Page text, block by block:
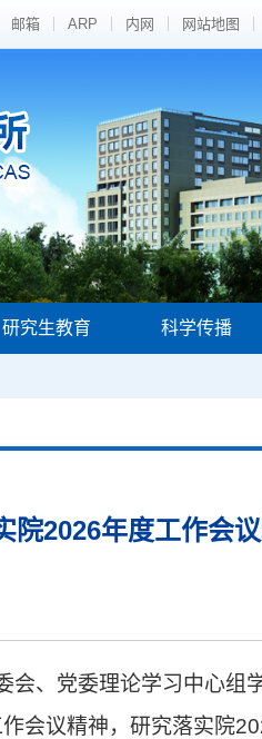
邮箱 ARP 内网 网站地图
研究生教育 科学传播
院2026年度工作会
、 党委理论学习中心组
会议精神，研究落实院